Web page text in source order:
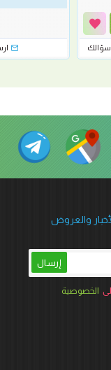
والعروض
إرسال
الخصوصية